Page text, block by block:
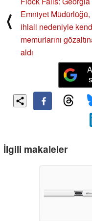
⟨
Emniyet Müdürlüğü,
ihlali nedeniyle
memurlarını
aldı
İlgili makaleler